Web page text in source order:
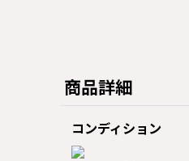
商品詳細
コンディション